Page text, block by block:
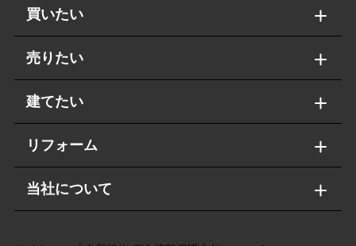
買いたい
売りたい
建てたい
リフォーム
当社について